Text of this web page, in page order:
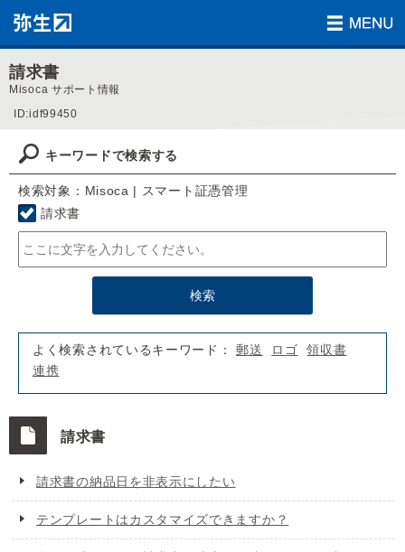
請求書
Misoca サポート情報
ID:idf99450
キーワードで検索する
検索対象：Misoca | スマート証憑管理
請求書
よく検索されているキーワード：郵送 ロゴ
領収書
連携
請求書
請求書の納品日を非表示にしたい
テンプレートはカスタマイズできますか？